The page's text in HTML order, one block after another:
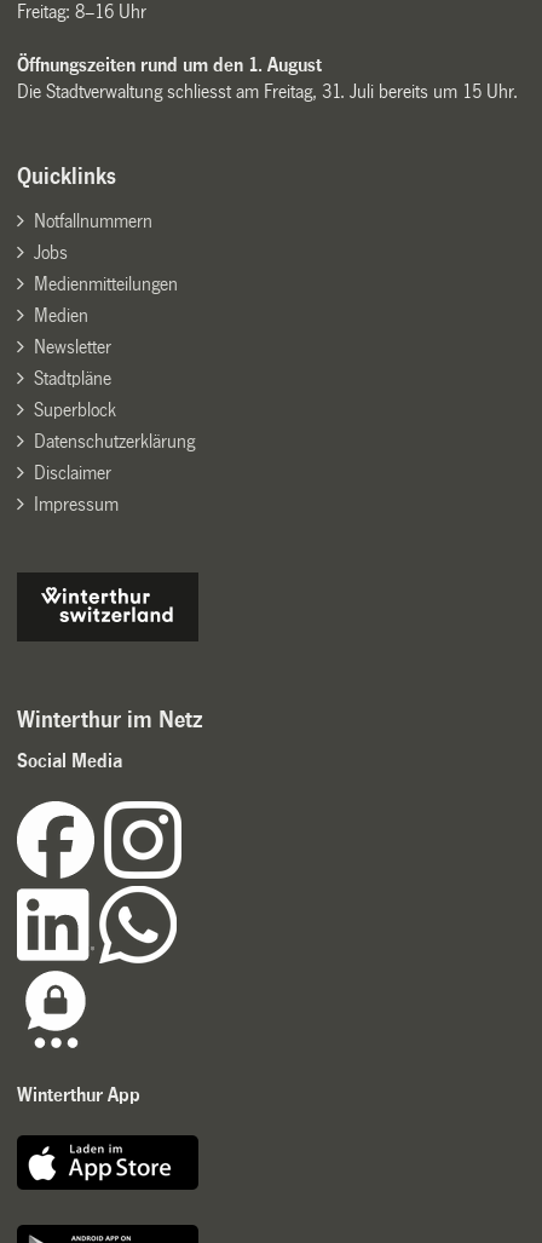
Freitag: 8–16 Uhr
Öffnungszeiten rund um den 1. August
Die Stadtverwaltung schliesst am Freitag, 31. Juli bereits um 15 Uhr.
Quicklinks
Notfallnummern
Jobs
Medienmitteilungen
Medien
Newsletter
Stadtpläne
Superblock
Datenschutzerklärung
Disclaimer
Impressum
Winterthur im Netz
Social Media
Winterthur App